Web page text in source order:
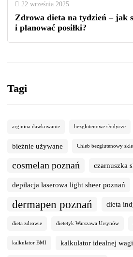
22 września 2025
Zdrowa dieta na tydzień – jak
i planować posiłki?
Tagi
arginina dawkowanie bezglutenowe słodycze
bieżnie używane Chleb bezglutenowy
cosmelan poznań czarnuszka
depilacja laserowa light sheer poznań
dermapen poznań dieta
dieta zdrowie dietetyk Warszawa Ursynów
kalkulator BMI kalkulator idealnej wagi